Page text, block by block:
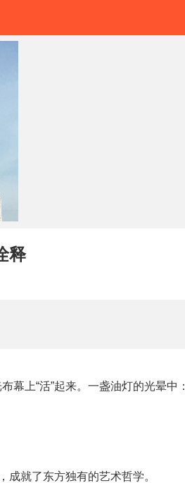
释
幕上“活”起来。一盏油灯的光晕中：
成就了东方独有的艺术哲学。